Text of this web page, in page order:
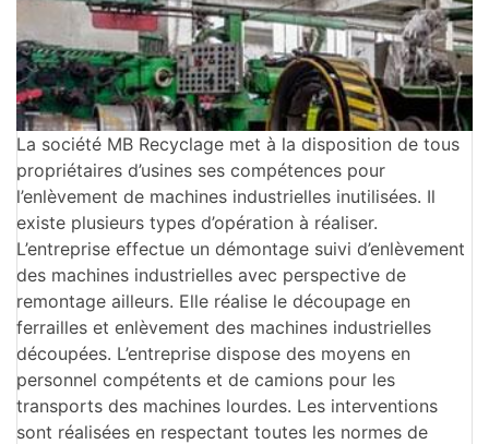
La société MB Recyclage met à la disposition de tous
propriétaires d’usines ses compétences pour
l’enlèvement de machines industrielles inutilisées. Il
existe plusieurs types d’opération à réaliser.
L’entreprise effectue un démontage suivi d’enlèvement
des machines industrielles avec perspective de
remontage ailleurs. Elle réalise le découpage en
ferrailles et enlèvement des machines industrielles
découpées. L’entreprise dispose des moyens en
personnel compétents et de camions pour les
transports des machines lourdes. Les interventions
sont réalisées en respectant toutes les normes de